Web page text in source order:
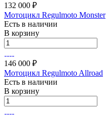
132 000 ₽
Мотоцикл Regulmoto Monster
Есть в наличии
В корзину
146 000 ₽
Мотоцикл Regulmoto Allroad
Есть в наличии
В корзину